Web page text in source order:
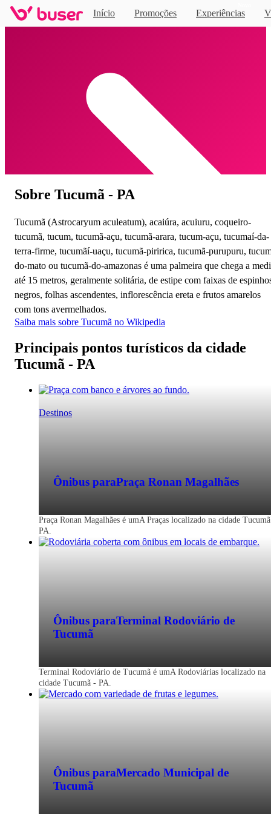
Início Promoções Experiências
Home
Destinos
Sobre Tucumã - PA
Tucumã (Astrocaryum aculeatum), acaiúra, acuiuru, coqueiro-
tucumã, tucum, tucumã-açu, tucumã-arara, tucum-açu, tucumaí-da-
terra-firme, tucumãí-uaçu, tucumã-piririca, tucumã-purupuru,
do-mato ou tucumã-do-amazonas é uma palmeira que chega a
até 15 metros, geralmente solitária, de estipe com faixas de
negros, folhas ascendentes, inflorescência ereta e frutos amarelos
com tons avermelhados.
Saiba mais sobre Tucumã no Wikipedia
Principais pontos turísticos da cidade
Tucumã - PA
Ônibus paraPraça Ronan Magalhães
Praça Ronan Magalhães é umA Praças localizado na cidade
PA.
Ônibus paraTerminal Rodoviário de
Tucumã
Terminal Rodoviário de Tucumã é umA Rodoviárias localizado na
cidade Tucumã - PA.
Ônibus paraMercado Municipal de
Tucumã